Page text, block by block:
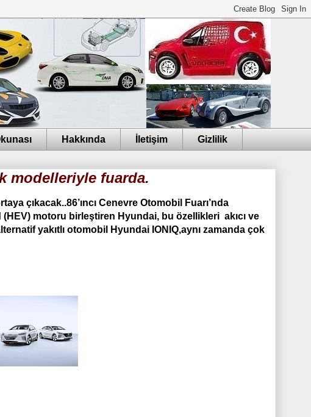
Hakkında İletişim Gizlilik
modelleriyle fuarda.
çıkacak..86’ıncı Cenevre Otomobil Fuarı’nda
motoru birleştiren Hyundai, bu özellikleri akıcı ve
yakıtlı otomobil Hyundai IONIQ,aynı zamanda çok